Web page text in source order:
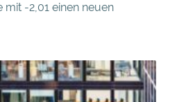
-2,01 einen neuen